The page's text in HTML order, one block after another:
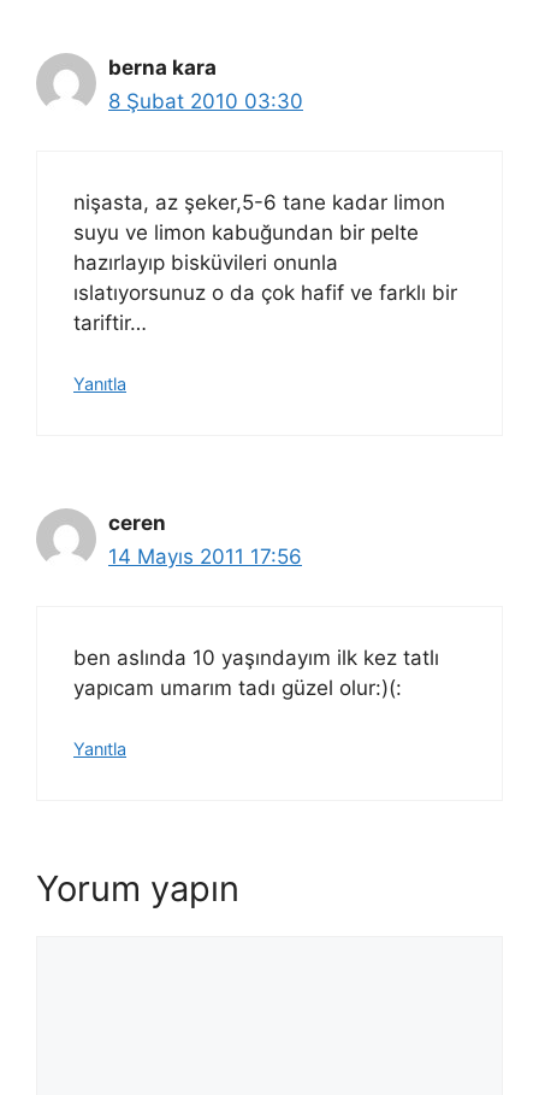
berna kara
8 Şubat 2010 03:30
nişasta, az şeker,5-6 tane kadar limon
suyu ve limon kabuğundan bir pelte
hazırlayıp bisküvileri onunla
ıslatıyorsunuz o da çok hafif ve farklı bir
tariftir…
Yanıtla
ceren
14 Mayıs 2011 17:56
ben aslında 10 yaşındayım ilk kez tatlı
yapıcam umarım tadı güzel olur:)(:
Yanıtla
Yorum yapın